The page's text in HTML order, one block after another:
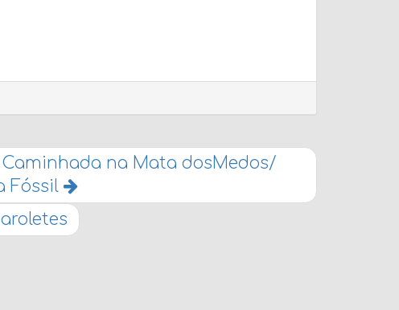
Caminhada na Mata dosMedos/
Fóssil